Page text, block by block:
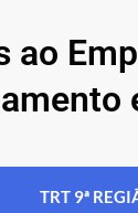
ao
TRT 9ª